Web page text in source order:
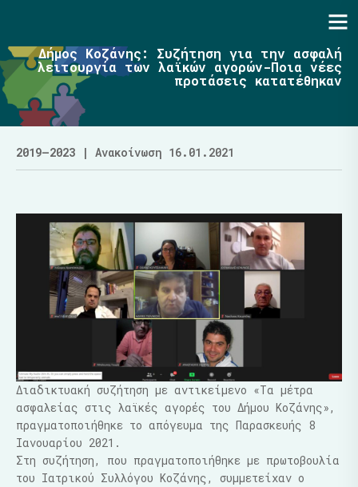
Δήμος Κοζάνης: Συζήτηση για την ασφαλή
λειτουργία των λαϊκών αγορών-Ποια νέες
προτάσεις κατατέθηκαν
2019–2023 | Ανακοίνωση 16.01.2021
Διαδικτυακή συζήτηση με αντικείμενο «Τα μέτρα
ασφαλείας στις λαϊκές αγορές του Δήμου Κοζάνης»,
πραγματοποιήθηκε το απόγευμα της Παρασκευής 8
Ιανουαρίου 2021.
Στη συζήτηση, που πραγματοποιήθηκε με πρωτοβουλία
του Ιατρικού Συλλόγου Κοζάνης, συμμετείχαν ο